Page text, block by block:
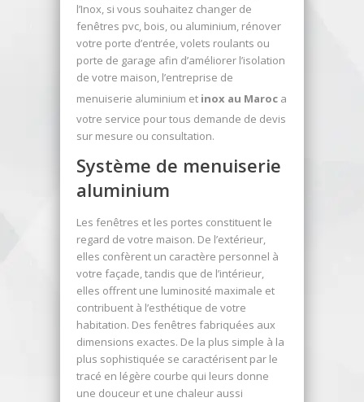
l’Inox, si vous souhaitez changer de
fenêtres pvc, bois, ou aluminium, rénover
votre porte d’entrée, volets roulants ou
porte de garage afin d’améliorer l’isolation
de votre maison, l’entreprise de
menuiserie aluminium et inox au Maroc a
votre service pour tous demande de devis
sur mesure ou consultation.
Système de menuiserie
aluminium
Les fenêtres et les portes constituent le
regard de votre maison. De l’extérieur,
elles confèrent un caractère personnel à
votre façade, tandis que de l’intérieur,
elles offrent une luminosité maximale et
contribuent à l’esthétique de votre
habitation. Des fenêtres fabriquées aux
dimensions exactes. De la plus simple à la
plus sophistiquée se caractérisent par le
tracé en légère courbe qui leurs donne
une douceur et une chaleur aussi